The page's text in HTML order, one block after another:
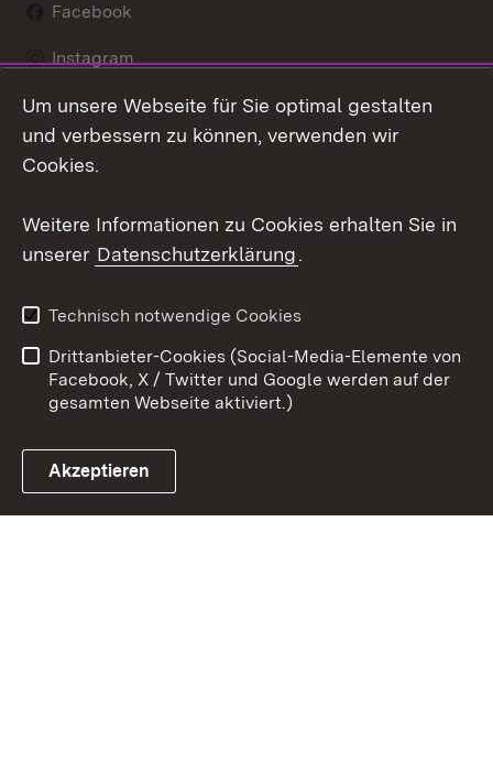
Facebook
Instagram
LinkedIn
Link zum Landesportal
Datenschutz
Barrierefreiheit
Impressum
Cookies
Um unsere Webseite für Sie optimal gestalten
und verbessern zu können, verwenden wir
Cookies.
Weitere Informationen zu Cookies erhalten Sie in
unserer Datenschutzerklärung.
Technisch notwendige Cookies
Drittanbieter-Cookies (Social-Media-Elemente von
Facebook, X / Twitter und Google werden auf der
gesamten Webseite aktiviert.)
Akzeptieren